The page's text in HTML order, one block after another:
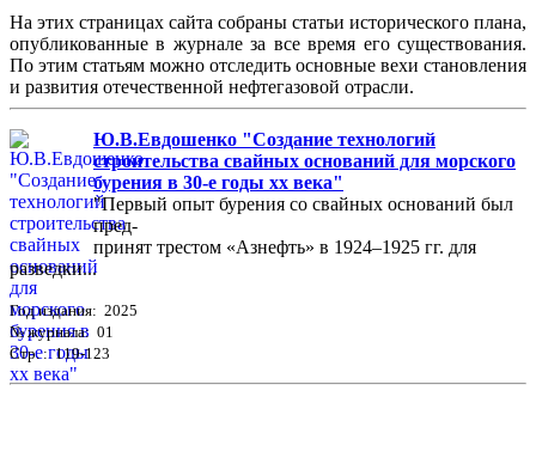
На этих страницах сайта собраны статьи исторического плана,
опубликованные в журнале за все время его существования.
По этим статьям можно отследить основные вехи становления
и развития отечественной нефтегазовой отрасли.
Ю.В.Евдошенко "Создание технологий
строительства свайных оснований для морского
бурения в 30-е годы хх века"
"Первый опыт бурения со свайных оснований был
пред-
принят трестом «Азнефть» в 1924–1925 гг. для
разведки...
Год издания: 2025
№ журнала: 01
Стр. : 119-123